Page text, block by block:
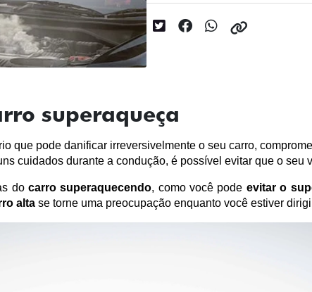
superaqueça
que pode danificar irreversivelmente o seu carro,
cuidados durante a condução, é possível evitar que o seu
do carro superaquecendo, como você pode evitar o
alta se torne uma preocupação enquanto você estiver